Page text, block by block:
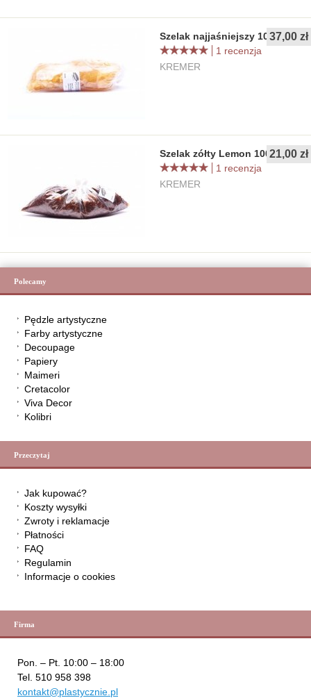
Szelak najjaśniejszy 100g37,00 zł
1 recenzja
KREMER
Szelak zółty Lemon 100g21,00 zł
1 recenzja
KREMER
Polecamy
Pędzle artystyczne
Farby artystyczne
Decoupage
Papiery
Maimeri
Cretacolor
Viva Decor
Kolibri
Przeczytaj
Jak kupować?
Koszty wysyłki
Zwroty i reklamacje
Płatności
FAQ
Regulamin
Informacje o cookies
Firma
Pon. – Pt. 10:00 – 18:00
Tel. 510 958 398
kontakt@plastycznie.pl